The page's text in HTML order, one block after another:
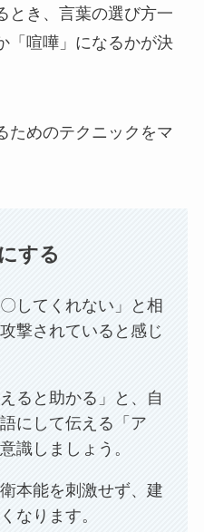
とき、言葉の選び方一
「喧嘩」になるかが決
ためのテクニックをマ
する
してくれない」と相
撃されていると感じ
ると助かる」と、自
にして伝える「ア
識しましょう。
本能を刺激せず、建
なります。